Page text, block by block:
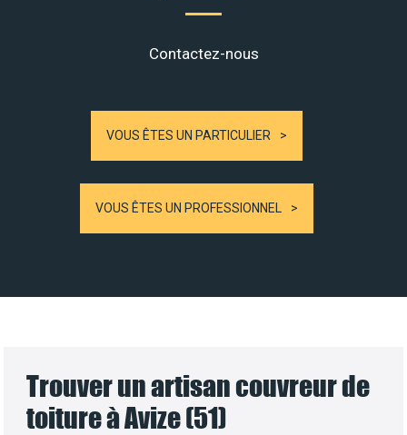
Contactez-nous
VOUS ÊTES UN PARTICULIER
VOUS ÊTES UN PROFESSIONNEL
Trouver un artisan couvreur de
toiture à Avize (51)